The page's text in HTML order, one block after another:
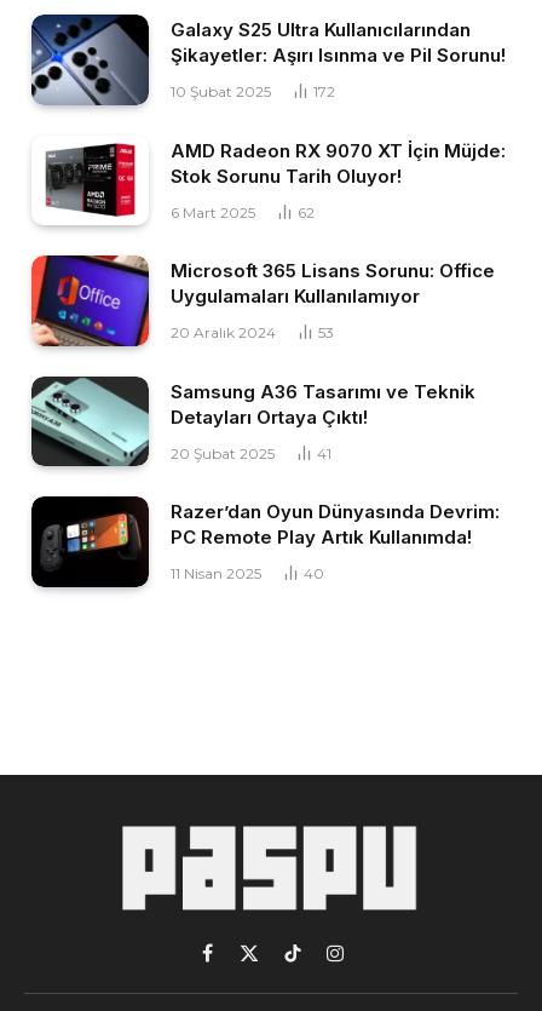
Galaxy S25 Ultra Kullanıcılarından
Şikayetler: Aşırı Isınma ve Pil Sorunu!
10 Şubat 2025 172
AMD Radeon RX 9070 XT İçin Müjde:
Stok Sorunu Tarih Oluyor!
6 Mart 2025 62
Microsoft 365 Lisans Sorunu: Office
Uygulamaları Kullanılamıyor
20 Aralık 2024 53
Samsung A36 Tasarımı ve Teknik
Detayları Ortaya Çıktı!
20 Şubat 2025 41
Razer’dan Oyun Dünyasında Devrim:
PC Remote Play Artık Kullanımda!
11 Nisan 2025 40
Facebook
X
(Twitter)
TikTokInstagram